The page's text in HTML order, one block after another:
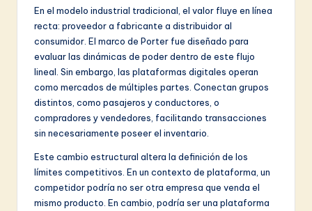
ti
o
En el modelo industrial tradicional, el valor fluye en línea
recta: proveedor a fabricante a distribuidor al
consumidor. El marco de Porter fue diseñado para
evaluar las dinámicas de poder dentro de este flujo
lineal. Sin embargo, las plataformas digitales operan
como mercados de múltiples partes. Conectan grupos
distintos, como pasajeros y conductores, o
compradores y vendedores, facilitando transacciones
sin necesariamente poseer el inventario.
Este cambio estructural altera la definición de los
límites competitivos. En un contexto de plataforma, un
competidor podría no ser otra empresa que venda el
mismo producto. En cambio, podría ser una plataforma